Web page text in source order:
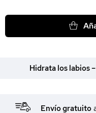
Hidrata los labios
Envío gratuito